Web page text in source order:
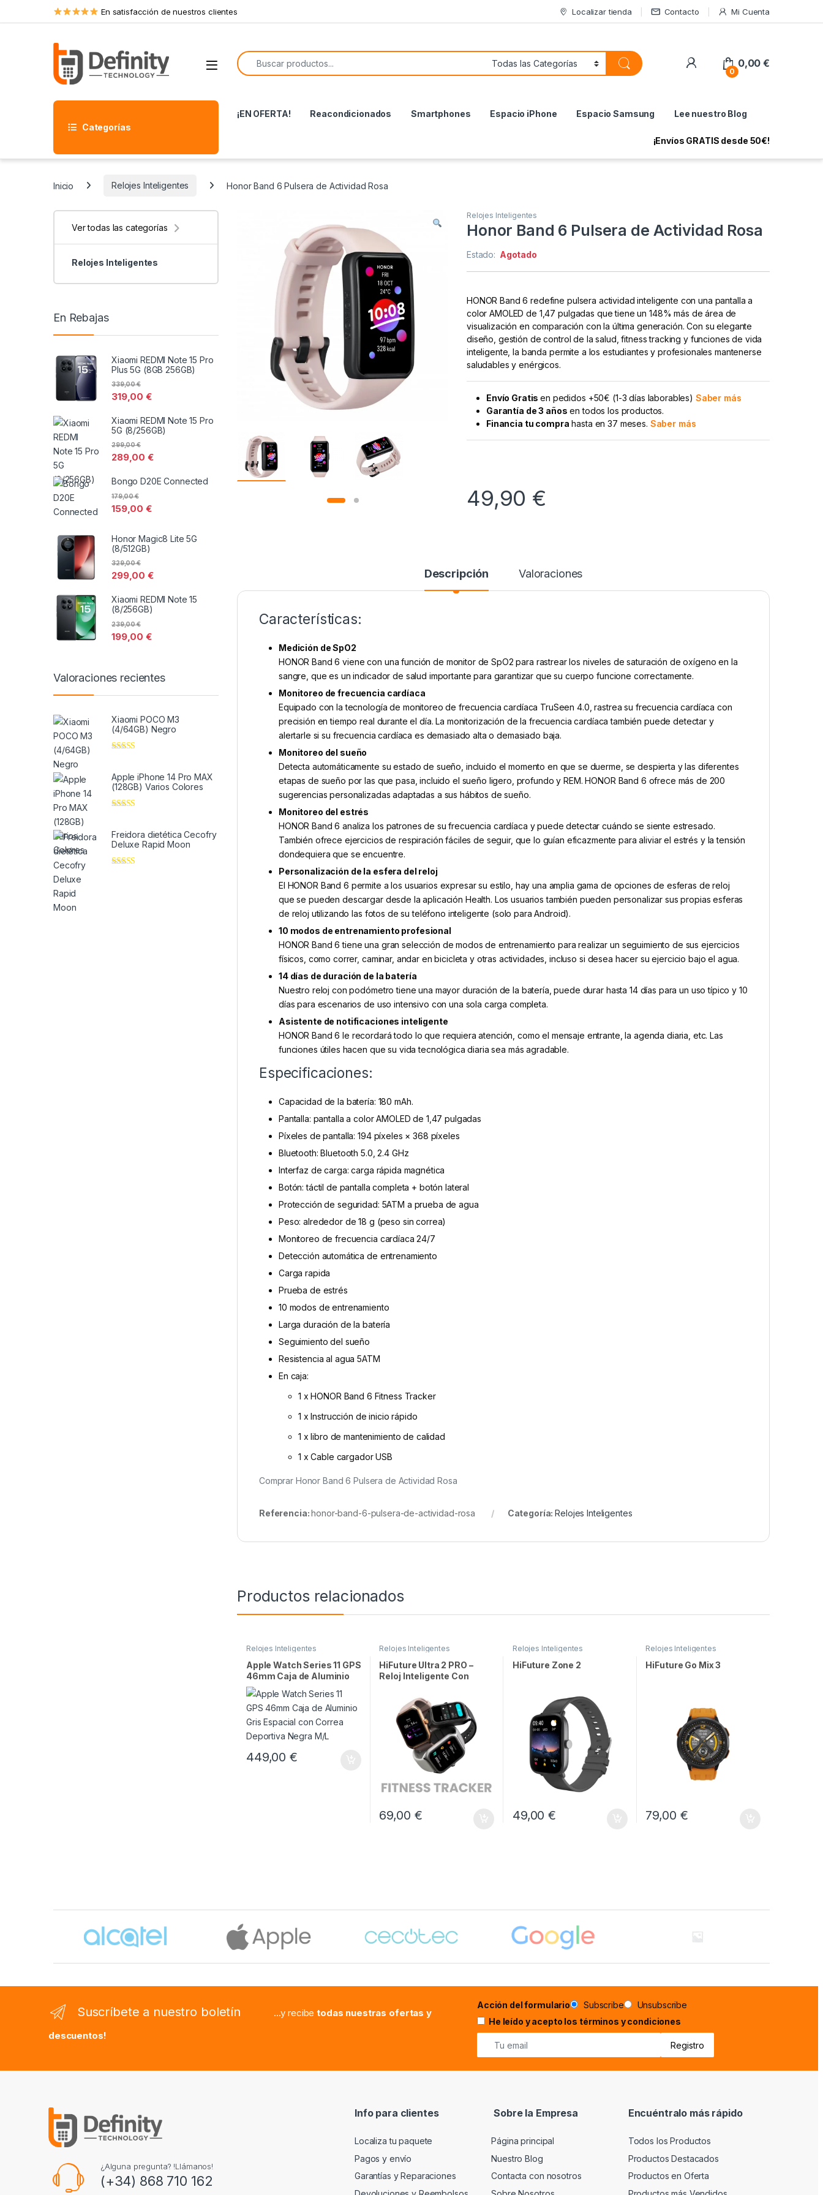
Skip to navigation
Skip to content En satisfacción de nuestros clientes Localizar tienda Contacto Mi Cuenta
Open
Search for:
My Account
0
0,00€
Categorías
¡EN OFERTA! Reacondicionados Smartphones Espacio iPhone Espacio Samsung Lee nuestro Blog
¡Envíos GRATIS desde 50€!
Inicio Relojes Inteligentes Honor Band 6 Pulsera de Actividad Rosa
Relojes Inteligentes
Honor Band 6 Pulsera de Actividad Rosa
Estado: Agotado
HONOR Band 6 redefine pulsera actividad inteligente con una pantalla a
color AMOLED de 1,47 pulgadas que tiene un 148% más de área de
visualización en comparación con la última generación. Con su elegante
diseño, gestión de control de la salud, fitness tracking y funciones de vida
inteligente, la banda permite a los estudiantes y profesionales mantenerse
saludables y enérgicos.
Envío Gratisen pedidos +50€ (1-3 días laborables) Saber más
Garantía de 3 años en todos los productos.
Financia tu compra hasta en 37 meses. Saber más
49,90 €
Descripción Valoraciones
Características:
Medición de SpO2
HONOR Band 6 viene con una función de monitor de SpO2 para rastrear los niveles de saturación de oxígeno en la
sangre, que es un indicador de salud importante para garantizar que su cuerpo funcione correctamente.
Monitoreo de frecuencia cardíaca
Equipado con la tecnología de monitoreo de frecuencia cardíaca TruSeen 4.0, rastrea su frecuencia cardíaca con
precisión en tiempo real durante el día. La monitorización de la frecuencia cardíaca también puede detectar y
alertarle si su frecuencia cardíaca es demasiado alta o demasiado baja.
Monitoreo del sueño
Detecta automáticamente su estado de sueño, incluido el momento en que se duerme, se despierta y las diferentes
etapas de sueño por las que pasa, incluido el sueño ligero, profundo y REM. HONOR Band 6 ofrece más de 200
sugerencias personalizadas adaptadas a sus hábitos de sueño.
Monitoreo del estrés
HONOR Band 6 analiza los patrones de su frecuencia cardíaca y puede detectar cuándo se siente estresado.
También ofrece ejercicios de respiración fáciles de seguir, que lo guían eficazmente para aliviar el estrés y la tensión
dondequiera que se encuentre.
Personalización de la esfera del reloj
El HONOR Band 6 permite a los usuarios expresar su estilo, hay una amplia gama de opciones de esferas de reloj
que se pueden descargar desde la aplicación Health. Los usuarios también pueden personalizar sus propias esferas
de reloj utilizando las fotos de su teléfono inteligente (solo para Android).
10 modos de entrenamiento profesional
HONOR Band 6 tiene una gran selección de modos de entrenamiento para realizar un seguimiento de sus ejercicios
físicos, como correr, caminar, andar en bicicleta y otras actividades, incluso si desea hacer su ejercicio bajo el agua.
14 días de duración de la batería
Nuestro reloj con podómetro tiene una mayor duración de la batería, puede durar hasta 14 días para un uso típico y 10
días para escenarios de uso intensivo con una sola carga completa.
Asistente de notificaciones inteligente
HONOR Band 6 le recordará todo lo que requiera atención, como el mensaje entrante, la agenda diaria, etc. Las
funciones útiles hacen que su vida tecnológica diaria sea más agradable.
Especificaciones:
Capacidad de la batería: 180 mAh.
Pantalla: pantalla a color AMOLED de 1,47 pulgadas
Píxeles de pantalla: 194 píxeles × 368 píxeles
Bluetooth: Bluetooth 5.0, 2.4 GHz
Interfaz de carga: carga rápida magnética
Botón: táctil de pantalla completa + botón lateral
Protección de seguridad: 5ATM a prueba de agua
Peso: alrededor de 18 g (peso sin correa)
Monitoreo de frecuencia cardíaca 24/7
Detección automática de entrenamiento
Carga rapida
Prueba de estrés
10 modos de entrenamiento
Larga duración de la batería
Seguimiento del sueño
Resistencia al agua 5ATM
En caja:
1 x HONOR Band 6 Fitness Tracker
1 x Instrucción de inicio rápido
1 x libro de mantenimiento de calidad
1 x Cable cargador USB
Comprar Honor Band 6 Pulsera de Actividad Rosa
Referencia:honor-band-6-pulsera-de-actividad-rosa Categoría:Relojes Inteligentes
Productos relacionados
Relojes Inteligentes
Apple Watch Series 11 GPS
46mm Caja de Aluminio
Gris Espacial con Correa
Deportiva Negra M/L
449,00€
Relojes Inteligentes
HiFuture Ultra 2 PRO –
Reloj Inteligente Con
69,00 €
Relojes Inteligentes
HiFuture Zone 2
49,00€
Relojes Inteligentes
HiFuture Go Mix 3
79,00 €
Ver todas las categorías
Relojes Inteligentes
En Rebajas
Xiaomi REDMI Note 15 Pro
Plus 5G (8GB 256GB)
319,00€
339,00€
Xiaomi REDMI Note 15 Pro
5G (8/256GB)
289,00€
299,00€
Bongo D20E Connected
159,00€
179,00€
Honor Magic8 Lite 5G
(8/512GB)
299,00€
329,00€
Xiaomi REDMI Note 15
(8/256GB)
199,00€
239,00€
Valoraciones recientes
Xiaomi POCO M3
(4/64GB) Negro
Apple iPhone 14 Pro MAX
(128GB) Varios Colores
Freidora dietética Cecofry
Deluxe Rapid Moon
Suscríbete a nuestro boletín ...y recibetodas nuestras ofertas y
descuentos!
Acción del formulario Subscribe
Unsubscribe
He leído y acepto los términos y condiciones
¿Alguna pregunta? !Llámanos!
(+34) 868 710 162
Info para clientes
Localiza tu paquete
Pagos y envío
Garantías y Reparaciones
Sobre la Empresa
Página principal
Nuestro Blog
Contacta con nosotros
Encuéntralo más rápido
Todos los Productos
Productos Destacados
Productos en Oferta